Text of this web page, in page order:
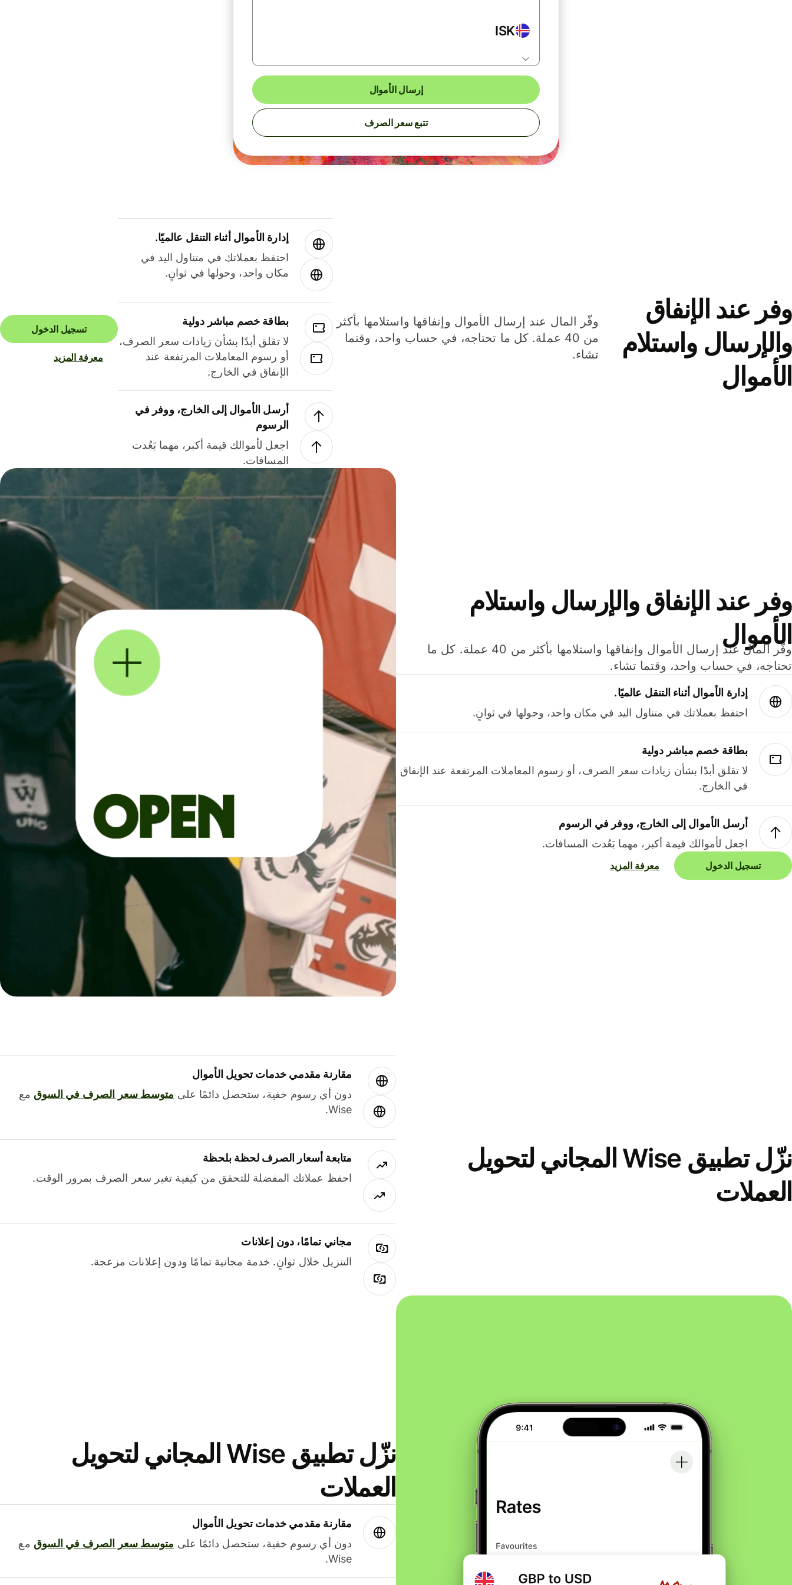
ISK
إرسال الأموال
تتبع سعر الصرف
وفر عند الإنفاق
والإرسال واستلام
الأموال
وفّر المال عند إرسال الأموال وإنفاقها واستلامها بأكثر
من 40 عملة. كل ما تحتاجه، في حساب واحد، وقتما
تشاء.
إدارة الأموال أثناء التنقل عالميًا.
احتفظ بعملاتك في متناول اليد في
مكان واحد، وحولها في ثوانٍ.
بطاقة خصم مباشر دولية
لا تقلق أبدًا بشأن زيادات سعر الصرف،
أو رسوم المعاملات المرتفعة عند
الإنفاق في الخارج.
أرسل الأموال إلى الخارج، ووفر في
الرسوم
اجعل لأموالك قيمة أكبر، مهما بَعُدت
المسافات.
تسجيل الدخول
معرفة المزيد
وفر عند الإنفاق والإرسال واستلام
الأموال
وفّر المال عند إرسال الأموال وإنفاقها واستلامها بأكثر من 40 عملة. كل ما
تحتاجه، في حساب واحد، وقتما تشاء.
إدارة الأموال أثناء التنقل عالميًا.
احتفظ بعملاتك في متناول اليد في مكان واحد، وحولها في ثوانٍ.
بطاقة خصم مباشر دولية
لا تقلق أبدًا بشأن زيادات سعر الصرف، أو رسوم المعاملات المرتفعة عند الإنفاق
في الخارج.
أرسل الأموال إلى الخارج، ووفر في الرسوم
اجعل لأموالك قيمة أكبر، مهما بَعُدت المسافات.
تسجيل الدخول معرفة المزيد
نزّل تطبيق Wise المجاني لتحويل
العملات
مقارنة مقدمي خدمات تحويل الأموال
دون أي رسوم خفية، ستحصل دائمًا على متوسط ​​سعر الصرف في السوق مع
Wise.
متابعة أسعار الصرف لحظة بلحظة
احفظ عملاتك المفضلة للتحقق من كيفية تغير سعر الصرف بمرور الوقت.
مجاني تمامًا، دون إعلانات
التنزيل خلال ثوانٍ. خدمة مجانية تمامًا ودون إعلانات مزعجة.
نزّل تطبيق Wise المجاني لتحويل
العملات
مقارنة مقدمي خدمات تحويل الأموال
دون أي رسوم خفية، ستحصل دائمًا على متوسط ​​سعر الصرف في السوق مع
Wise.